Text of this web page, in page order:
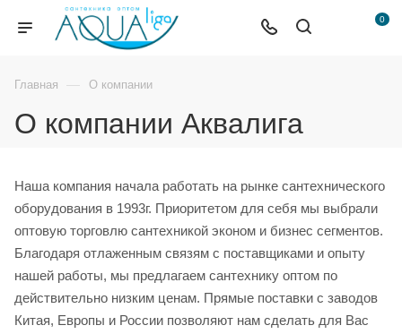
0
Главная — О компании
О компании Аквалига
Наша компания начала работать на рынке сантехнического
оборудования в 1993г. Приоритетом для себя мы выбрали
оптовую торговлю сантехникой эконом и бизнес сегментов.
Благодаря отлаженным связям с поставщиками и опыту
нашей работы, мы предлагаем сантехнику оптом по
действительно низким ценам. Прямые поставки с заводов
Китая, Европы и России позволяют нам сделать для Вас